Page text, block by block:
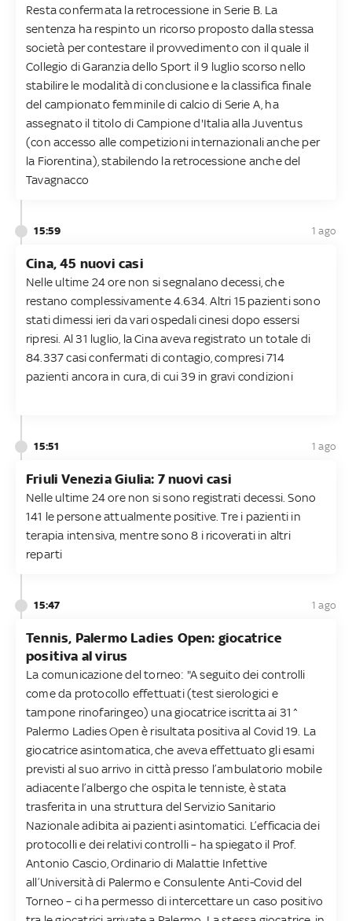
Resta confermata la retrocessione in Serie B. La
sentenza ha respinto un ricorso proposto dalla stessa
società per contestare il provvedimento con il quale il
Collegio di Garanzia dello Sport il 9 luglio scorso nello
stabilire le modalità di conclusione e la classifica finale
del campionato femminile di calcio di Serie A, ha
assegnato il titolo di Campione d'Italia alla Juventus
(con accesso alle competizioni internazionali anche per
la Fiorentina), stabilendo la retrocessione anche del
Tavagnacco
15:59 1 ago
Cina, 45 nuovi casi
Nelle ultime 24 ore non si segnalano decessi, che
restano complessivamente 4.634. Altri 15 pazienti sono
stati dimessi ieri da vari ospedali cinesi dopo essersi
ripresi. Al 31 luglio, la Cina aveva registrato un totale di
84.337 casi confermati di contagio, compresi 714
pazienti ancora in cura, di cui 39 in gravi condizioni
15:51 1 ago
Friuli Venezia Giulia: 7 nuovi casi
Nelle ultime 24 ore non si sono registrati decessi. Sono
141 le persone attualmente positive. Tre i pazienti in
terapia intensiva, mentre sono 8 i ricoverati in altri
reparti
15:47 1 ago
Tennis, Palermo Ladies Open: giocatrice
positiva al virus
La comunicazione del torneo: "A seguito dei controlli
come da protocollo effettuati (test sierologici e
tampone rinofaringeo) una giocatrice iscritta ai 31^
Palermo Ladies Open è risultata positiva al Covid 19. La
giocatrice asintomatica, che aveva effettuato gli esami
previsti al suo arrivo in città presso l’ambulatorio mobile
adiacente l’albergo che ospita le tenniste, è stata
trasferita in una struttura del Servizio Sanitario
Nazionale adibita ai pazienti asintomatici. L’efficacia dei
protocolli e dei relativi controlli – ha spiegato il Prof.
Antonio Cascio, Ordinario di Malattie Infettive
all’Università di Palermo e Consulente Anti-Covid del
Torneo – ci ha permesso di intercettare un caso positivo